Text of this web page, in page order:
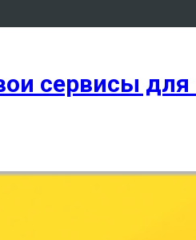
сервисы